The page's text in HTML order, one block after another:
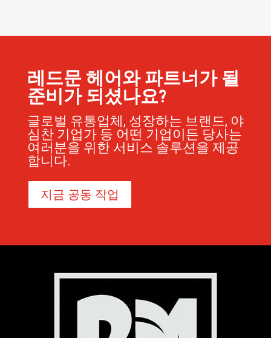
레드문 헤어와 파트너가 될
준비가 되셨나요?
글로벌 유통업체, 성장하는 브랜드, 야
심찬 기업가 등 어떤 기업이든 당사는
여러분을 위한 서비스 솔루션을 제공
합니다.
지금 공동 작업